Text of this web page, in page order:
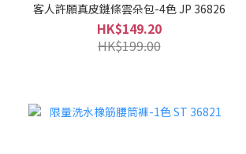
客人許願真皮鏈條雲朵包-4色 JP 36826
HK$149.20
HK$199.00